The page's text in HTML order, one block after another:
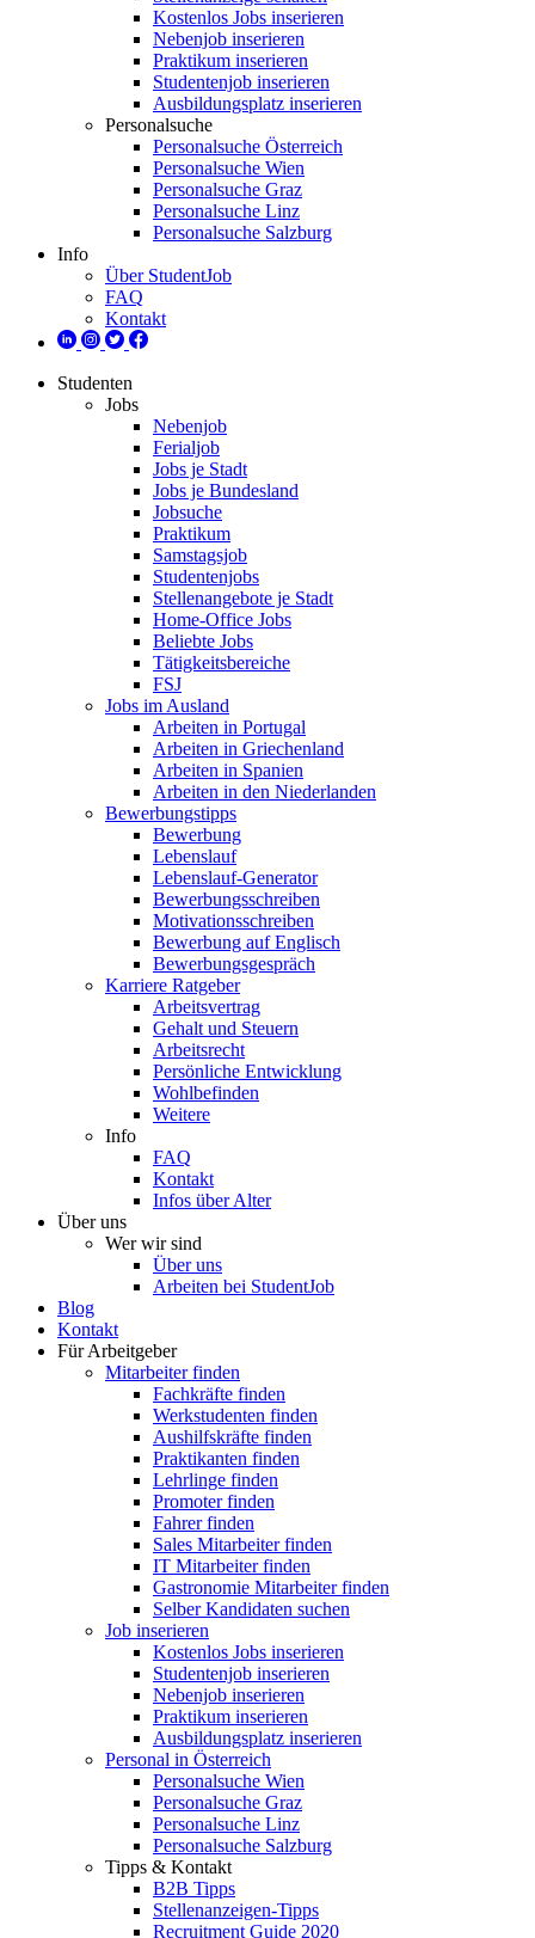
Kostenlos Jobs inserieren
Nebenjob inserieren
Praktikum inserieren
Studentenjob inserieren
Ausbildungsplatz inserieren
Personalsuche
Personalsuche Österreich
Personalsuche Wien
Personalsuche Graz
Personalsuche Linz
Personalsuche Salzburg
Info
Über StudentJob
FAQ
Kontakt
Studenten
Jobs
Nebenjob
Ferialjob
Jobs je Stadt
Jobs je Bundesland
Jobsuche
Praktikum
Samstagsjob
Studentenjobs
Stellenangebote je Stadt
Home-Office Jobs
Beliebte Jobs
Tätigkeitsbereiche
FSJ
Jobs im Ausland
Arbeiten in Portugal
Arbeiten in Griechenland
Arbeiten in Spanien
Arbeiten in den Niederlanden
Bewerbungstipps
Bewerbung
Lebenslauf
Lebenslauf-Generator
Bewerbungsschreiben
Motivationsschreiben
Bewerbung auf Englisch
Bewerbungsgespräch
Karriere Ratgeber
Arbeitsvertrag
Gehalt und Steuern
Arbeitsrecht
Persönliche Entwicklung
Wohlbefinden
Weitere
Info
FAQ
Kontakt
Infos über Alter
Über uns
Wer wir sind
Über uns
Arbeiten bei StudentJob
Blog
Kontakt
Für Arbeitgeber
Mitarbeiter finden
Fachkräfte finden
Werkstudenten finden
Aushilfskräfte finden
Praktikanten finden
Lehrlinge finden
Promoter finden
Fahrer finden
Sales Mitarbeiter finden
IT Mitarbeiter finden
Gastronomie Mitarbeiter finden
Selber Kandidaten suchen
Job inserieren
Kostenlos Jobs inserieren
Studentenjob inserieren
Nebenjob inserieren
Praktikum inserieren
Ausbildungsplatz inserieren
Personal in Österreich
Personalsuche Wien
Personalsuche Graz
Personalsuche Linz
Personalsuche Salzburg
Tipps & Kontakt
B2B Tipps
Stellenanzeigen-Tipps
Recruitment Guide 2020